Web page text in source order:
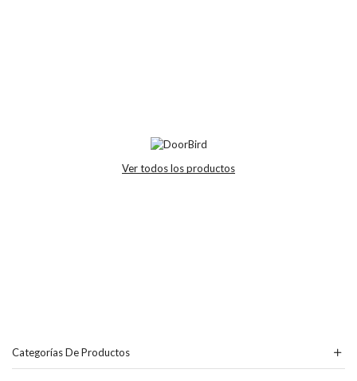
Ver todos los productos
Categorías De Productos